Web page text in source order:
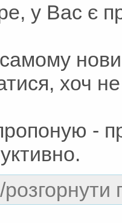
у Вас є
хоч
-